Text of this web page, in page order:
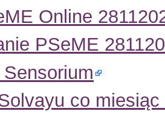
Online
PSeME
co